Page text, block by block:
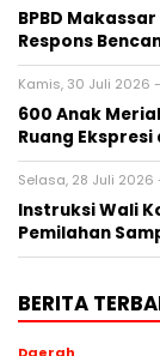
BPBD
Respons
Kamis, 30 Juli 2026 -
600 Anak
Ruang
Selasa, 28 Juli 2026 -
Instruksi Wali
Pemilahan
BERITA